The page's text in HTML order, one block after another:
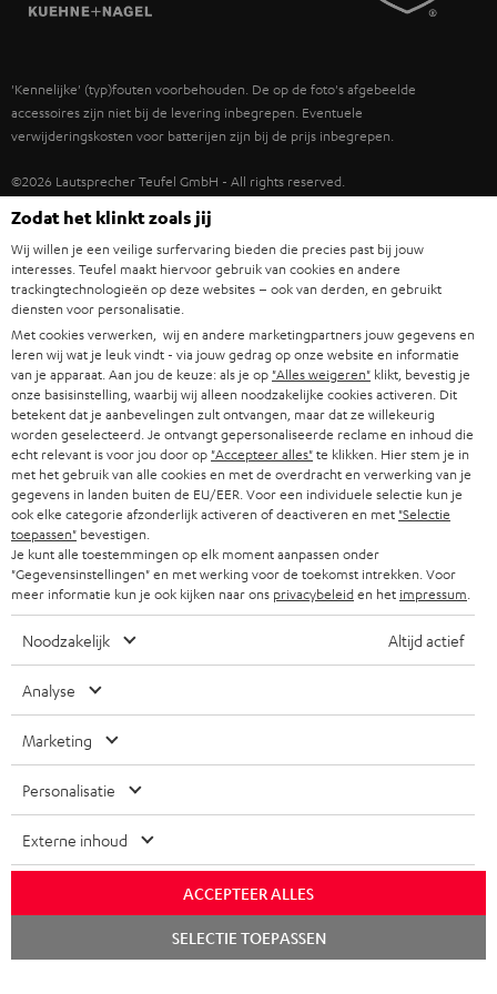
FANSHOP
NIEUWKOMERS
TEUFEL STORY
DUURZAAMHEID
KADOBON
TOEGANKELIJKHEID
ITALIË
USA
'Kennelijke' (typ)fouten voorbehouden. De op de foto's afgebeelde
accessoires zijn niet bij de levering inbegrepen. Eventuele
verwijderingskosten voor batterijen zijn bij de prijs inbegrepen.
©2026 Lautsprecher Teufel GmbH - All rights reserved.
Disclaimer Algemene voorwaarden
Instellingen privacybeleid
EU Data Act hier de overeenkomst herroepen
Zodat het klinkt zoals jij
Wij willen je een veilige surfervaring bieden die precies past bij jouw
interesses. Teufel maakt hiervoor gebruik van cookies en andere
trackingtechnologieën op deze websites – ook van derden, en gebruikt
diensten voor personalisatie.
Met cookies verwerken, wij en andere marketingpartners jouw gegevens en
leren wij wat je leuk vindt - via jouw gedrag op onze website en informatie
van je apparaat. Aan jou de keuze: als je op "Alles weigeren" klikt, bevestig je
onze basisinstelling, waarbij wij alleen noodzakelijke cookies activeren. Dit
betekent dat je aanbevelingen zult ontvangen, maar dat ze willekeurig
worden geselecteerd. Je ontvangt gepersonaliseerde reclame en inhoud die
echt relevant is voor jou door op "Accepteer alles"te klikken. Hier stem je in
met het gebruik van alle cookies en met de overdracht en verwerking van je
gegevens in landen buiten de EU/EER. Voor een individuele selectie kun je
ook elke categorie afzonderlijk activeren of deactiveren en met "Selectie
toepassen" bevestigen.
Je kunt alle toestemmingen op elk moment aanpassen onder
"Gegevensinstellingen" en met werking voor de toekomst intrekken. Voor
meer informatie kun je ook kijken naar ons privacybeleiden het impressum
Noodzakelijk Altijd actief
Analyse
Marketing
Personalisatie
Externe inhoud
ACCEPTEER ALLES
SELECTIE TOEPASSEN